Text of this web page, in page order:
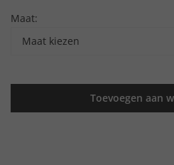
Maat:
Maat kiezen
Toevoegen aan